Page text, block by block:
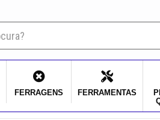
FERRAGENS FERRAMENTAS